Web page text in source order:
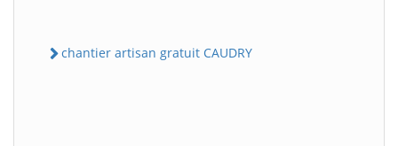
chantier artisan gratuit CAUDRY